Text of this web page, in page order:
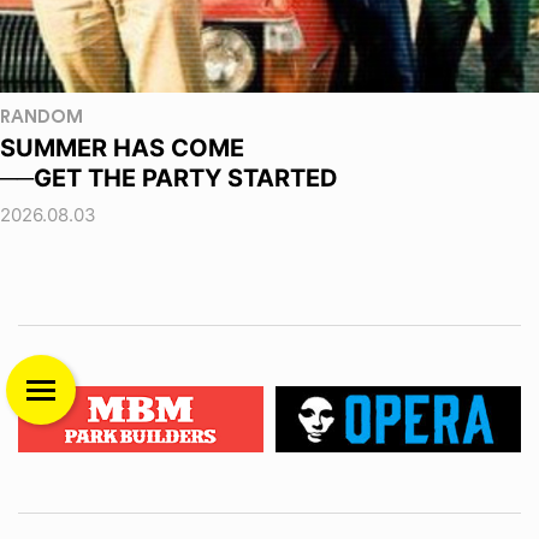
RANDOM
SUMMER HAS COME
──GET THE PARTY STARTED
2026.08.03